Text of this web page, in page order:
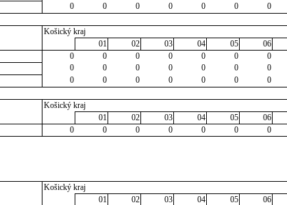
0 0 0 0 0 0 0
Košický kraj
01
02 03 04 05 06
0 0 0 0 0 0 0
0 0 0 0 0 0 0
0 0 0 0 0 0 0
Košický kraj
01
02 03 04 05 06
0 0 0 0 0 0 0
Košický kraj
01
02 03 04 05 06